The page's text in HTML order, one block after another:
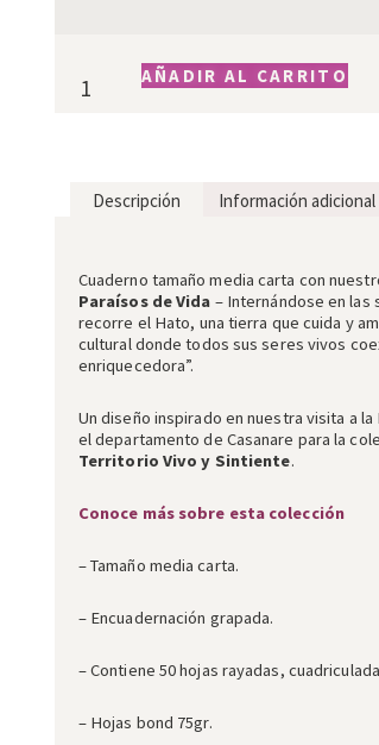
AÑADIR AL CARRITO
Descripción Información adicional
Cuaderno tamaño media carta con
Paraísos de Vida ­– Internándose en las
recorre el Hato, una tierra que cuida y
cultural donde todos sus seres vivos
enriquecedora”.
Un diseño inspirado en nuestra visita a
el departamento de Casanare para la
Territorio Vivo y Sintiente.
Conoce más sobre esta colección
– Tamaño media carta.
– Encuadernación grapada.
– Contiene 50 hojas rayadas,
– Hojas bond 75gr.